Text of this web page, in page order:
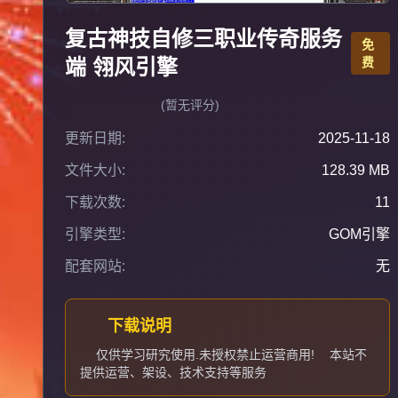
复古神技自修三职业传奇服务
端 翎风引擎
免
费
(暂无评分)
更新日期: 2025-11-18
文件大小: 128.39 MB
下载次数: 11
引擎类型: GOM引擎
配套网站: 无
下载说明
仅供学习研究使用.未授权禁止运营商用!
本站不
提供运营、架设、技术支持等服务